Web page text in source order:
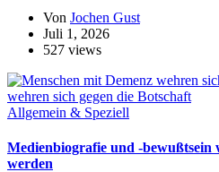
Von Jochen Gust
Juli 1, 2026
527 views
Allgemein & Speziell
Medienbiografie und -bewußtsein
werden